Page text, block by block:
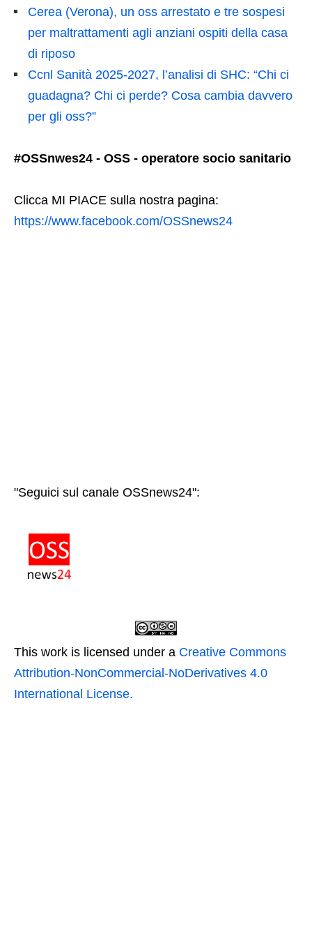
Cerea (Verona), un oss arrestato e tre sospesi
per maltrattamenti agli anziani ospiti della casa
di riposo
Ccnl Sanità 2025-2027, l’analisi di SHC: “Chi ci
guadagna? Chi ci perde? Cosa cambia davvero
per gli oss?”
#OSSnwes24 - OSS - operatore socio sanitario
Clicca MI PIACE sulla nostra pagina:
https://www.facebook.com/OSSnews24
"Seguici sul canale OSSnews24":
This work is licensed under a Creative Commons
Attribution-NonCommercial-NoDerivatives 4.0
International License.